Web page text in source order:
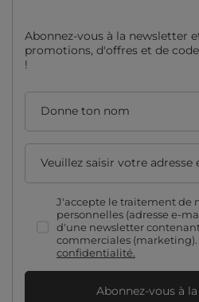
Abonnez-vous à la newsletter
promotions, d'offres et de
!
Donne ton nom
Veuillez saisir votre adresse
J'accepte le traitement de
personnelles (adresse e-
d'une newsletter
commerciales (marketing).
confidentialité.
Abonnez-vous à